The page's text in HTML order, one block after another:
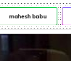
mahesh babu